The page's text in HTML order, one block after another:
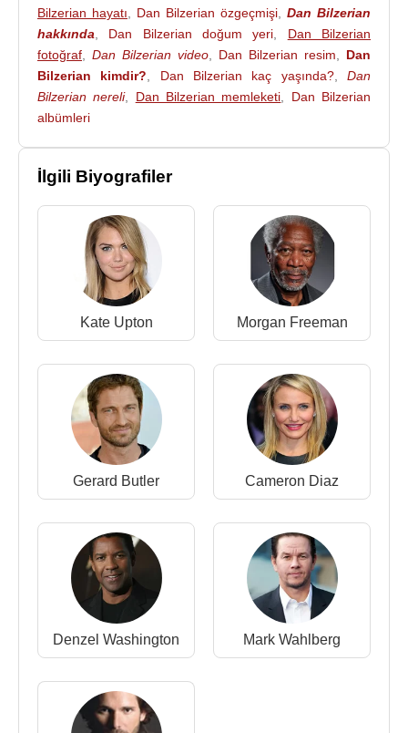
Bilzerian hayatı
Dan Bilzerian özgeçmişi
Dan Bilzerian
hakkında
Dan Bilzerian doğum yeri
Dan Bilzerian
fotoğraf
Dan Bilzerian video Dan Bilzerian resim
Dan
Bilzerian kimdir?
Dan Bilzerian kaç yaşında?,Dan
Bilzerian nereli, Dan Bilzerian memleketi
Dan Bilzerian
albümleri
İlgili Biyografiler
Kate Upton Morgan Freeman
Gerard Butler Cameron Diaz
Denzel Washington Mark Wahlberg